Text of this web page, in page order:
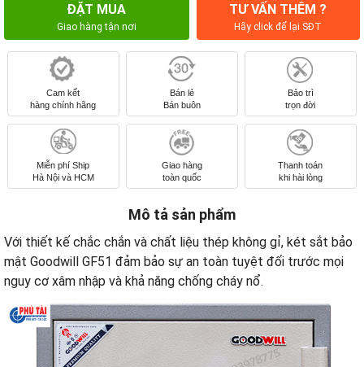
ĐẶT MUA
Giao hàng tận nơi
TƯ VẤN THÊM ?
Hãy click để lại SĐT
Cam kết
hàng chính hãng
Bán lẻ
Bán buôn
Bảo trì
trọn đời
Miễn phí Ship
Hà Nội và HCM
Giao hàng
toàn quốc
Thanh toán
khi hài lòng
Mô tả sản phẩm
Với thiết kế chắc chắn và chất liệu thép không gỉ, két sắt bảo
mật Goodwill GF51 đảm bảo sự an toàn tuyệt đối trước mọi
nguy cơ xâm nhập và khả năng chống cháy nổ.